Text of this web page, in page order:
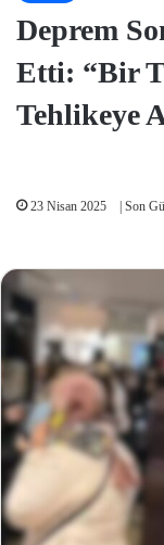
Deprem
Etti: “Bir
Tehlikeye
23 Nisan 2025 | Son